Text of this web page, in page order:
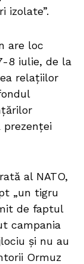
izolate”.
are loc
8 iulie, de la
relațiilor
prezenței
al NATO,
„un tigru
de faptul
campania
și nu au
Ormuz